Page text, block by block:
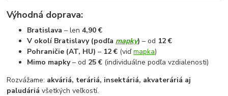
Výhodná doprava:
Bratislava – len4,90 €
V okolí Bratislavy (podľa mapky) – od 12 €
Pohraničie (AT, HU) – 12 € (viďmapka)
Mimo mapky– od 25 € (individuálne podľa vzdialenosti)
Rozvážame: akváriá, teráriá, insektáriá, akvateráriá aj
paludáriá všetkých veľkostí.